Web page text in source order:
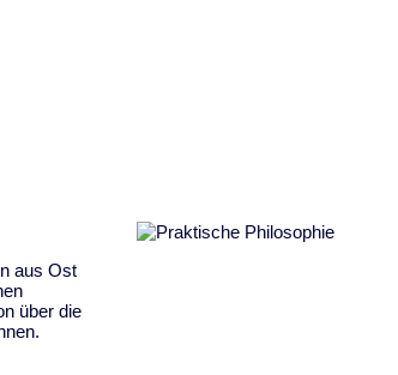
aus Ost
über die